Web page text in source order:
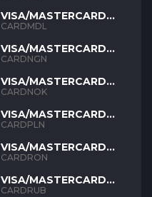
VISA/MASTERCARD
MDL
CARDMDL
VISA/MASTERCARD
NGN
CARDNGN
VISA/MASTERCARD
NOK
CARDNOK
VISA/MASTERCARD
PLN
CARDPLN
VISA/MASTERCARD
RON
CARDRON
VISA/MASTERCARD
RUB
CARDRUB